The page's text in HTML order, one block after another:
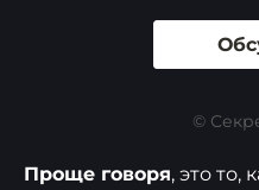
©
Проще говоря, это то,